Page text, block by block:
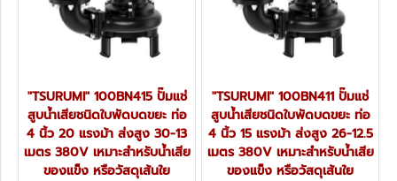
"TSURUMI" 100BN415 ปั๊มแช่
สูบน้ำเสียชนิดใบพัดบดขยะ ท่อ
4 นิ้ว 20 แรงม้า ส่งสูง 30-13
เมตร 380V เหมาะสำหรับน้ำเสีย
ของแข็ง หรือวัสดุเส้นใย
"TSURUMI" 100BN411 ปั๊มแช่
สูบน้ำเสียชนิดใบพัดบดขยะ ท่อ
4 นิ้ว 15 แรงม้า ส่งสูง 26-12.5
เมตร 380V เหมาะสำหรับน้ำเสีย
ของแข็ง หรือวัสดุเส้นใย